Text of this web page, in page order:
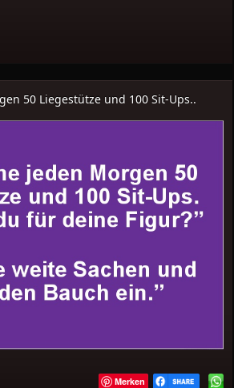
50 Liegestütze und 100 Sit-Ups..
Merken